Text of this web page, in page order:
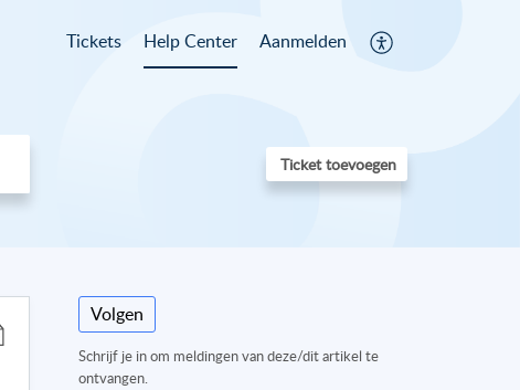
Tickets Help Center Aanmelden
Ticket toevoegen
Volgen
Schrijf je in om meldingen van deze/dit artikel te
ontvangen.